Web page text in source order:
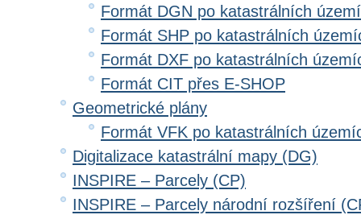
Formát DGN po katastrálních
Formát SHP po katastrálních
Formát DXF po katastrálních
Formát CIT přes E-SHOP
Geometrické plány
Formát VFK po katastrálních
Digitalizace katastrální mapy (DG)
INSPIRE – Parcely (CP)
INSPIRE – Parcely národní rozšíření